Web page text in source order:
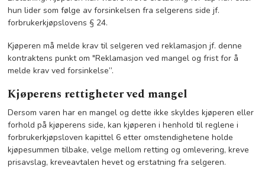
hun lider som følge av forsinkelsen fra selgerens side jf.
forbrukerkjøpslovens § 24.
Kjøperen må melde krav til selgeren ved reklamasjon jf. denne
kontraktens punkt om "Reklamasjon ved mangel og frist for å
melde krav ved forsinkelse”.
Kjøperens rettigheter ved mangel
Dersom varen har en mangel og dette ikke skyldes kjøperen eller
forhold på kjøperens side, kan kjøperen i henhold til reglene i
forbrukerkjøpsloven kapittel 6 etter omstendighetene holde
kjøpesummen tilbake, velge mellom retting og omlevering, kreve
prisavslag, kreveavtalen hevet og erstatning fra selgeren.